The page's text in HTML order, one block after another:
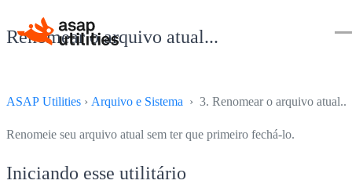
Renomear o arquivo atual...
ASAP Utilities › Arquivo e Sistema › 3. Renomear o arquivo atual...
Renomeie seu arquivo atual sem ter que primeiro fechá-lo.
Iniciando esse utilitário